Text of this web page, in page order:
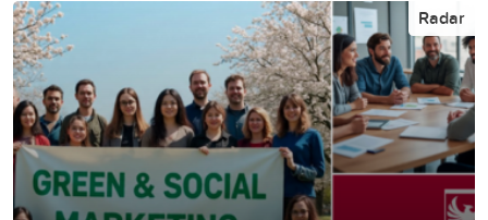
Radar